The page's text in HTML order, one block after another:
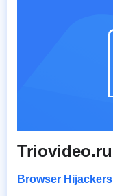
Triovideo.ru
Browser Hijackers